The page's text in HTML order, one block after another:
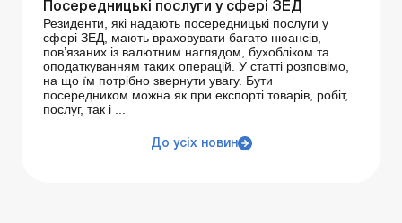
Посередницькі послуги у сфері ЗЕД
Резиденти, які надають посередницькі послуги у
сфері ЗЕД, мають враховувати багато нюансів,
пов’язаних із валютним наглядом, бухобліком та
оподаткуванням таких операцій. У статті розповімо,
на що їм потрібно звернути увагу. Бути
посередником можна як при експорті товарів, робіт,
послуг, так і ...
До усіх новин